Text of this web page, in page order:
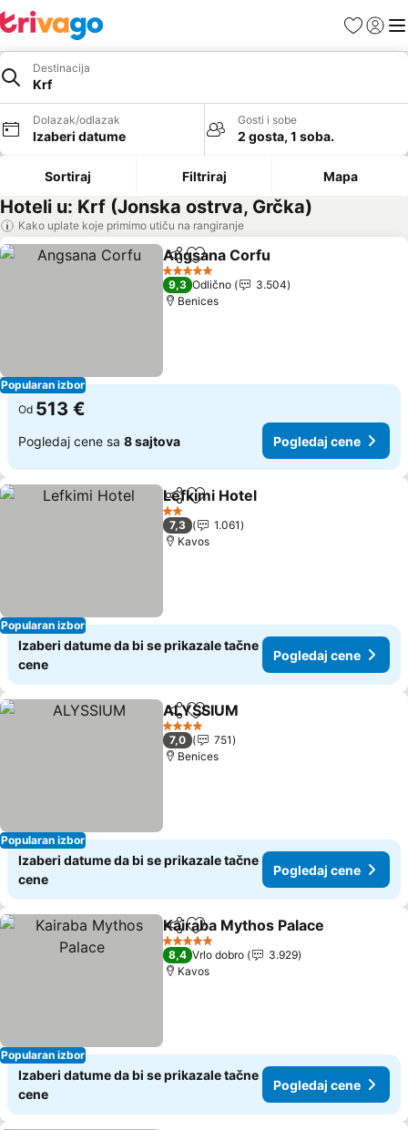
FavoritiPrijavi
Destinacija
Krf
Dolazak/odlazak
Izaberi datume
Gosti i sobe
2 gosta, 1 soba.
Sortiraj Filtriraj Mapa
Hoteli u: Krf (Jonska ostrva, Grčka)
Kako uplate koje primimo utiču na rangiranje
Popularan izbor
Deli Dodati u favorite
Angsana Corfu
5 Zvezdice
9,3 Odlično
3.504
Benices
Od 513 €
Pogledaj cene sa 8 sajtova Pogledaj cene
Popularan izbor
Deli Dodati u favorite
Lefkimi Hotel
2 Zvezdice
7,3
1.061
Kavos
Izaberi datume da bi se prikazale tačne
cene
Pogledaj cene
Popularan izbor
Deli Dodati u favorite
ALYSSIUM
4 Zvezdice
7,0
751
Benices
Izaberi datume da bi se prikazale tačne
cene
Pogledaj cene
Popularan izbor
Deli Dodati u favorite
Kairaba Mythos Palace
5 Zvezdice
8,4 Vrlo dobro
3.929
Kavos
Izaberi datume da bi se prikazale tačne
cene
Pogledaj cene